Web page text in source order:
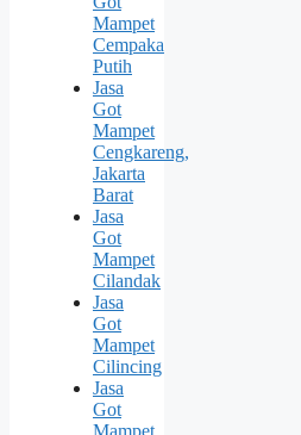
Mampet
Cempaka
Putih
Jasa
Got
Mampet
Cengkareng,
Jakarta
Barat
Jasa
Got
Mampet
Cilandak
Jasa
Got
Mampet
Cilincing
Jasa
Got
Mampet